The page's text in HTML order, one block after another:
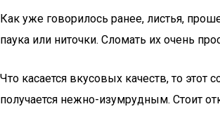
Как уже говорилось ранее, листья,
паука или ниточки. Сломать их очень
Что касается вкусовых качеств, то
получается нежно-изумрудным. Стоит